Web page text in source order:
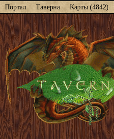
Портал Таверна Карты (4842)